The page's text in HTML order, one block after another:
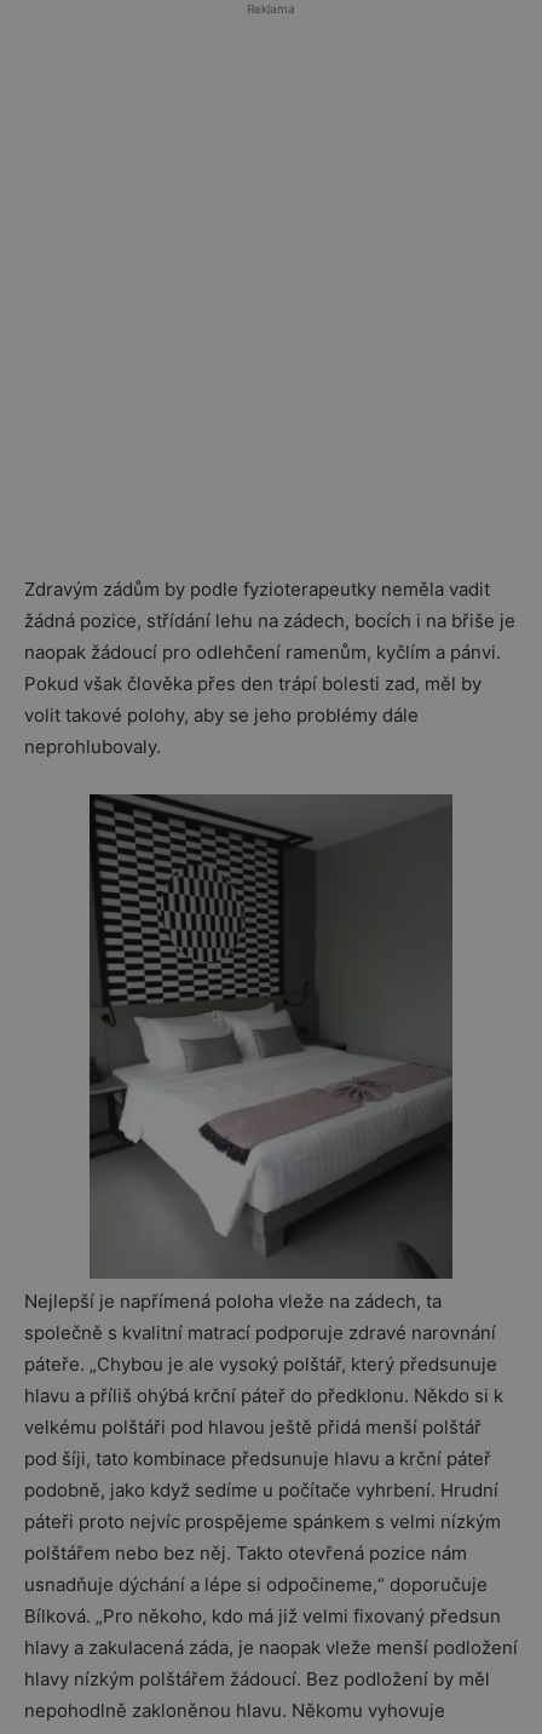
Reklama
Zdravým zádům by podle fyzioterapeutky neměla vadit
žádná pozice, střídání lehu na zádech, bocích i na břiše je
naopak žádoucí pro odlehčení ramenům, kyčlím a pánvi.
Pokud však člověka přes den trápí bolesti zad, měl by
volit takové polohy, aby se jeho problémy dále
neprohlubovaly.
Nejlepší je napřímená poloha vleže na zádech, ta
společně s kvalitní matrací podporuje zdravé narovnání
páteře. „Chybou je ale vysoký polštář, který předsunuje
hlavu a příliš ohýbá krční páteř do předklonu. Někdo si k
velkému polštáři pod hlavou ještě přidá menší polštář
pod šíji, tato kombinace předsunuje hlavu a krční páteř
podobně, jako když sedíme u počítače vyhrbení. Hrudní
páteři proto nejvíc prospějeme spánkem s velmi nízkým
polštářem nebo bez něj. Takto otevřená pozice nám
usnadňuje dýchání a lépe si odpočineme,“ doporučuje
Bílková. „Pro někoho, kdo má již velmi fixovaný předsun
hlavy a zakulacená záda, je naopak vleže menší podložení
hlavy nízkým polštářem žádoucí. Bez podložení by měl
nepohodlně zakloněnou hlavu. Někomu vyhovuje